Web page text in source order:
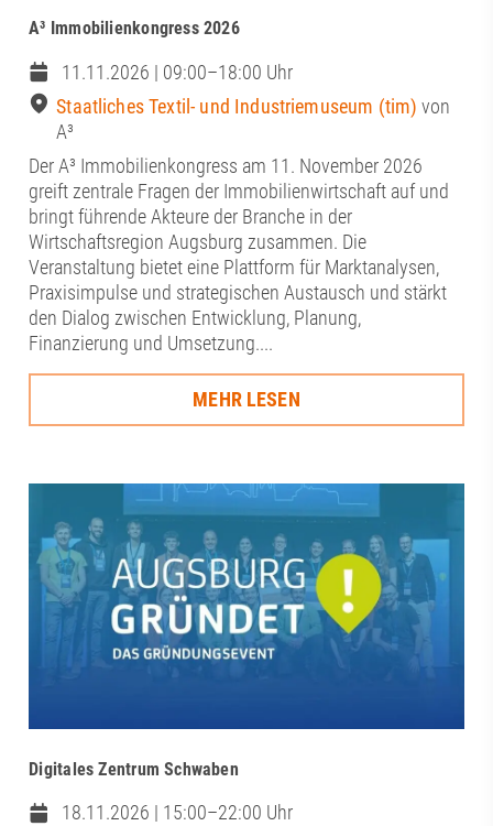
A³ Immobilienkongress 2026
11.11.2026 | 09:00–18:00 Uhr
Staatliches Textil- und Industriemuseum (tim) von
A³
Der A³ Immobilienkongress am 11. November 2026
greift zentrale Fragen der Immobilienwirtschaft auf und
bringt führende Akteure der Branche in der
Wirtschaftsregion Augsburg zusammen. Die
Veranstaltung bietet eine Plattform für Marktanalysen,
Praxisimpulse und strategischen Austausch und stärkt
den Dialog zwischen Entwicklung, Planung,
Finanzierung und Umsetzung....
MEHR LESEN
Digitales Zentrum Schwaben
18.11.2026 | 15:00–22:00 Uhr